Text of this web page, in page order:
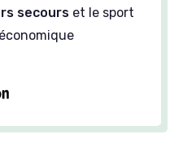
secours et le sport
économique